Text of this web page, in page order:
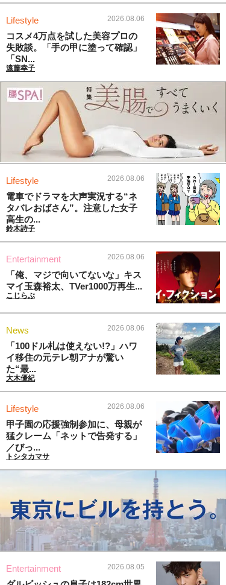
Lifestyle 2026.08.06
コスメ4万点を試した美容プロの
失敗談。「手の甲に塗って確認」
「SN...
遠藤幸子
Lifestyle 2026.08.06
電車でドラマを大声実況する“ネ
タバレおばさん”。注意した女子
高生の...
鈴木詩子
Entertainment 2026.08.06
「俺、マジで向いてないな」キス
マイ玉森裕太、TVer1000万再生...
こじらぶ
News 2026.08.06
「100ドル札は使えない!?」ハワ
イ移住の元テレ朝アナが驚い
た“最...
大木優紀
Lifestyle 2026.08.06
甲子園の応援強制参加に、母親が
猛クレーム「ネットで告発する」
／びっ...
トシタカマサ
Entertainment 2026.08.05